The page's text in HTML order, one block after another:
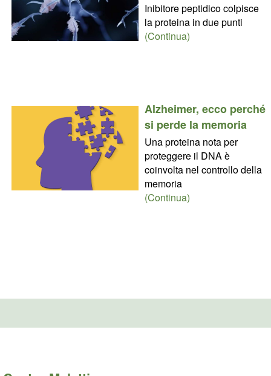
Inibitore peptidico colpisce
la proteina in due punti
(Continua)
Alzheimer, ecco perché
si perde la memoria
Una proteina nota per
proteggere il DNA è
coinvolta nel controllo della
memoria
(Continua)